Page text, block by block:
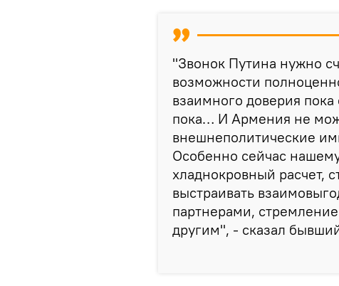
"Звонок Путина нужно
возможности
взаимного доверия
пока… И Армения не
внешнеполитические
Особенно сейчас
хладнокровный расчет,
выстраивать
партнерами,
другим", - сказал